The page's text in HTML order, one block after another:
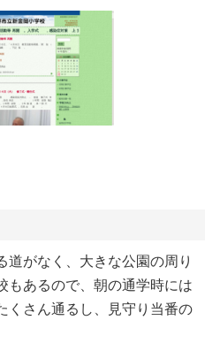
がなく、大きな公園の周り
もあるので、朝の通学時には
くさん通るし、見守り当番の